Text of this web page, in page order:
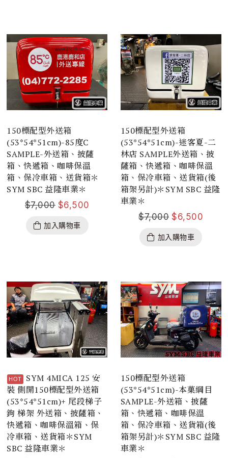
150標配型外送箱
(53*54*51cm)-85度C
SAMPLE-外送箱、披薩
箱、快遞箱、咖啡保溫
箱、保冷車箱、送貨箱＊
SYM SBC 益隆車業＊
$7,000 $6,500
加入購物車
150標配型外送箱
(53*54*51cm)-迷客夏-二
林店 SAMPLE外送箱、披
薩箱、快遞箱、咖啡保溫
箱、保冷車箱、送貨箱(後
箱架另計)＊SYM SBC 益隆
車業＊
$7,000 $6,500
加入購物車
SYM 4MICA 125 安
裝 側開150標配型外送箱
(53*54*51cm)+ 尾段梯子
鉤 梯架 外送箱、披薩箱、
快遞箱、咖啡保溫箱、保
冷車箱、送貨箱＊SYM
SBC 益隆車業＊
150標配型外送箱
(53*54*51cm)-本菓綱目
SAMPLE-外送箱、披薩
箱、快遞箱、咖啡保溫
箱、保冷車箱、送貨箱(後
箱架另計)＊SYM SBC 益隆
車業＊